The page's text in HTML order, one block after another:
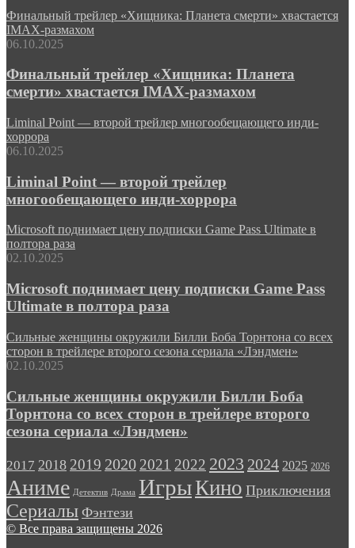
Финальный трейлер «Хищника: Планета смерти» хвастается
IMAX-размахом
06.10.2025
Финальный трейлер «Хищника: Планета
смерти» хвастается IMAX-размахом
Liminal Point — второй трейлер многообещающего инди-
хоррора
06.10.2025
Liminal Point — второй трейлер
многообещающего инди-хоррора
Microsoft поднимает цену подписки Game Pass Ultimate в
полтора раза
02.10.2025
Microsoft поднимает цену подписки Game Pass
Ultimate в полтора раза
Сильные женщины окружили Билли Боба Торнтона со всех
сторон в трейлере второго сезона сериала «Лэндмен»
02.10.2025
Сильные женщины окружили Билли Боба
Торнтона со всех сторон в трейлере второго
сезона сериала «Лэндмен»
2017 2018 2019 2020 2021 2022 2023 2024 2025 2026
Аниме Детектив Драма ИгрыКино Приключения
Сериалы Фэнтези
© Все права защищены 2026